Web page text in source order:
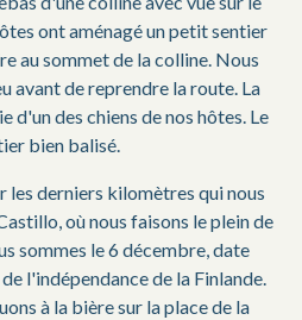
ont aménagé un petit sentier
au sommet de la colline. Nous
avant de reprendre la route. La
d'un des chiens de nos hôtes. Le
bien balisé.
les derniers kilomètres qui nous
où nous faisons le plein de
sommes le 6 décembre, date
l'indépendance de la Finlande.
à la bière sur la place de la